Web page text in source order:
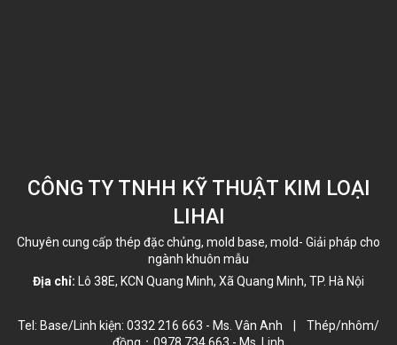
CÔNG TY TNHH KỸ THUẬT KIM LOẠI
LIHAI
Chuyên cung cấp thép đặc chủng, mold base, mold- Giải pháp cho
ngành khuôn mẫu
Địa chỉ:
Lô 38E, KCN Quang Minh, Xã Quang Minh, TP. Hà Nội
Tel: Base/Linh kiện: 0332 216 663 - Ms. Vân Anh | Thép/nhôm/